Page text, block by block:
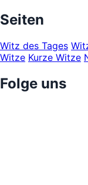
Seiten
Witz des Tages
Witze Kurze Witze
Folge uns